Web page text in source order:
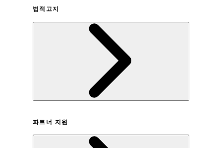
법적고지
개인정보취급방침
파트너 지원